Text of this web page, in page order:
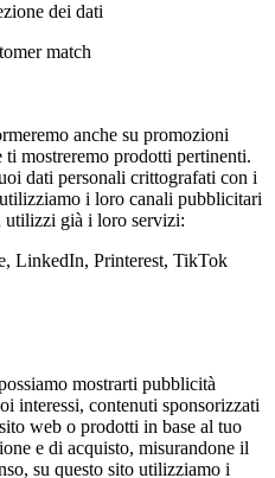
dei dati
match
anche su promozioni
ti mostreremo prodotti pertinenti.
dati personali crittografati con i
i loro canali pubblicitari
utilizzi già i loro servizi:
LinkedIn, Printerest, TikTok
mostrarti pubblicità
interessi, contenuti sponsorizzati
web o prodotti in base al tuo
e di acquisto, misurandone il
su questo sito utilizziamo i